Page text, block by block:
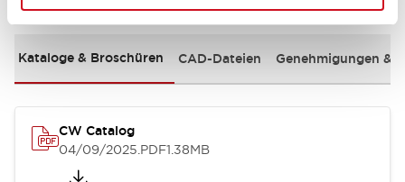
Kataloge & Broschüren CAD-Dateien Genehmigungen &
CW Catalog
04/09/2025.PDF1.38MB